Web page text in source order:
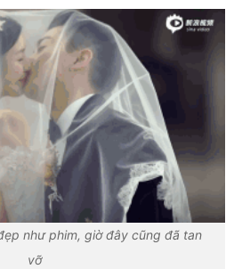
như phim, giờ đây cũng đã tan
vỡ